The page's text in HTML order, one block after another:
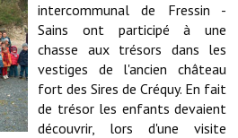
intercommunal de Fressin -
Sains ont participé à une
chasse aux trésors dans les
vestiges de l'ancien château
fort des Sires de Créquy. En fait
de trésor les enfants devaient
découvrir, lors d'une visite